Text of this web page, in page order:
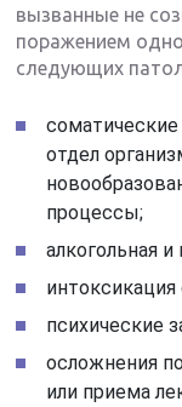
вызванные не
поражением
следующих
отдел
процессы;
алкогольная
интоксикация
психические
осложнения
или приема